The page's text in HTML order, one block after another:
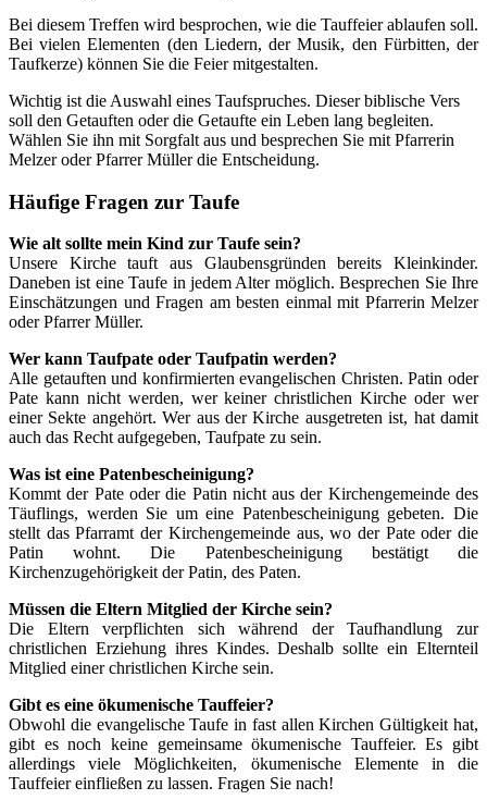
Bei diesem Treffen wird besprochen, wie die Tauffeier ablaufen soll.
Bei vielen Elementen (den Liedern, der Musik, den Fürbitten, der
Taufkerze) können Sie die Feier mitgestalten.
Wichtig ist die Auswahl eines Taufspruches. Dieser biblische Vers
soll den Getauften oder die Getaufte ein Leben lang begleiten.
Wählen Sie ihn mit Sorgfalt aus und besprechen Sie mit Pfarrerin
Melzer oder Pfarrer Müller die Entscheidung.
Häufige Fragen zur Taufe
Wie alt sollte mein Kind zur Taufe sein?
Unsere Kirche tauft aus Glaubensgründen bereits Kleinkinder.
Daneben ist eine Taufe in jedem Alter möglich. Besprechen Sie Ihre
Einschätzungen und Fragen am besten einmal mit Pfarrerin Melzer
oder Pfarrer Müller.
Wer kann Taufpate oder Taufpatin werden?
Alle getauften und konfirmierten evangelischen Christen. Patin oder
Pate kann nicht werden, wer keiner christlichen Kirche oder wer
einer Sekte angehört. Wer aus der Kirche ausgetreten ist, hat damit
auch das Recht aufgegeben, Taufpate zu sein.
Was ist eine Patenbescheinigung?
Kommt der Pate oder die Patin nicht aus der Kirchengemeinde des
Täuflings, werden Sie um eine Patenbescheinigung gebeten. Die
stellt das Pfarramt der Kirchengemeinde aus, wo der Pate oder die
Patin wohnt. Die Patenbescheinigung bestätigt die
Kirchenzugehörigkeit der Patin, des Paten.
Müssen die Eltern Mitglied der Kirche sein?
Die Eltern verpflichten sich während der Taufhandlung zur
christlichen Erziehung ihres Kindes. Deshalb sollte ein Elternteil
Mitglied einer christlichen Kirche sein.
Gibt es eine ökumenische Tauffeier?
Obwohl die evangelische Taufe in fast allen Kirchen Gültigkeit hat,
gibt es noch keine gemeinsame ökumenische Tauffeier. Es gibt
allerdings viele Möglichkeiten, ökumenische Elemente in die
Tauffeier einfließen zu lassen. Fragen Sie nach!